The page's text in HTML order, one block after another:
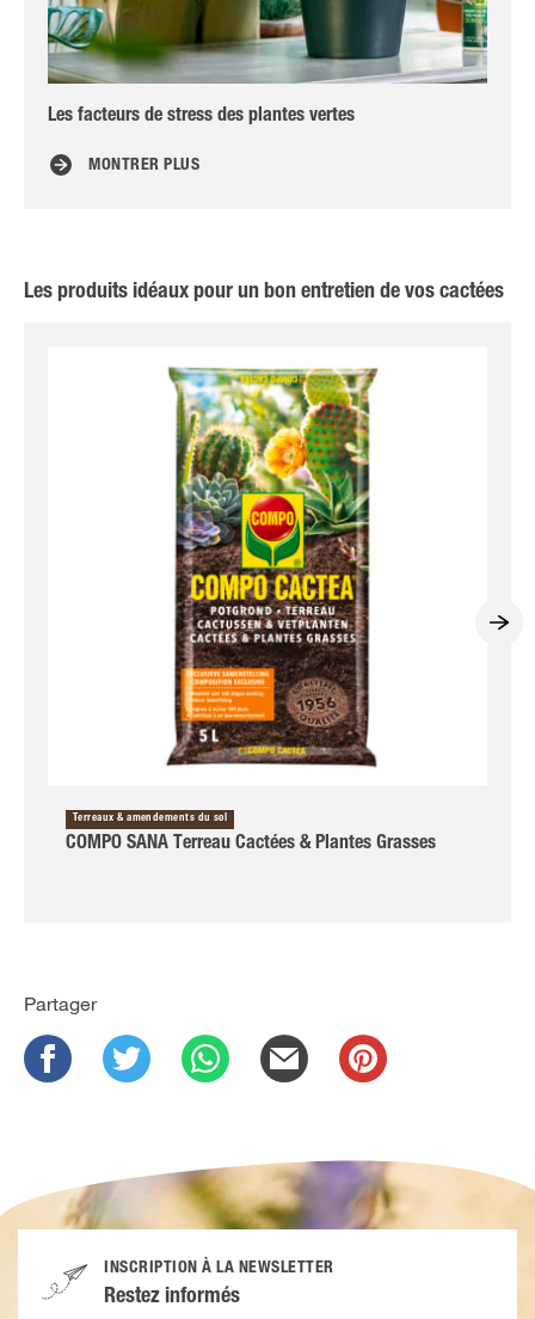
Les facteurs de stress des plantes vertes
MONTRER PLUS
Les produits idéaux pour un bon entretien de vos cactées
Terreaux & amendements du sol
COMPO SANA Terreau Cactées & Plantes Grasses
Partager
INSCRIPTION À LA NEWSLETTER
Restez informés